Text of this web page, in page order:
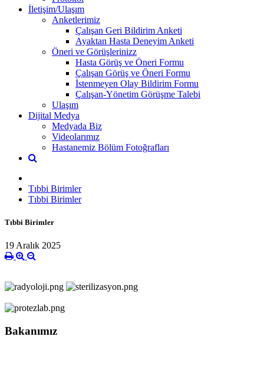
İletişim/Ulaşım
Anketlerimiz
Çalışan Geri Bildirim Anketi
Ayaktan Hasta Deneyim Anketi
Öneri ve Görüşlerinizz
Hasta Görüş ve Öneri Formu
Çalışan Görüş ve Öneri Formu
İstenmeyen Olay Bildirim Formu
Çalışan-Yönetim Görüşme Talebi
Ulaşım
Dijital Medya
Medyada Biz
Videolarımız
Hastanemiz Bölüm Fotoğrafları
Tıbbi Birimler
Tıbbi Birimler
Tıbbi Birimler
19 Aralık 2025
Bakanımız